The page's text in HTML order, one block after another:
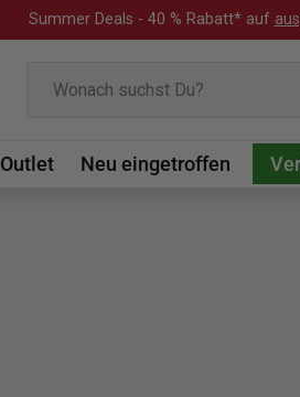
Summer Deals - 40 % Rabatt* auf
Outlet Neu eingetroffen